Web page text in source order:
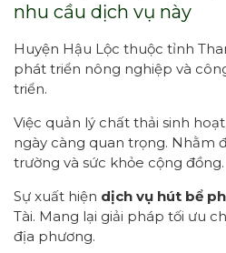
nhu cầu dịch vụ này
Huyện Hậu Lộc thuộc tỉnh
phát triển nông nghiệp và
triển.
Việc quản lý chất thải sinh
ngày càng quan trọng. Nhằm
trường và sức khỏe cộng đồng.
Sự xuất hiện dịch vụ hút bể
Tài. Mang lại giải pháp tối ưu
địa phương.